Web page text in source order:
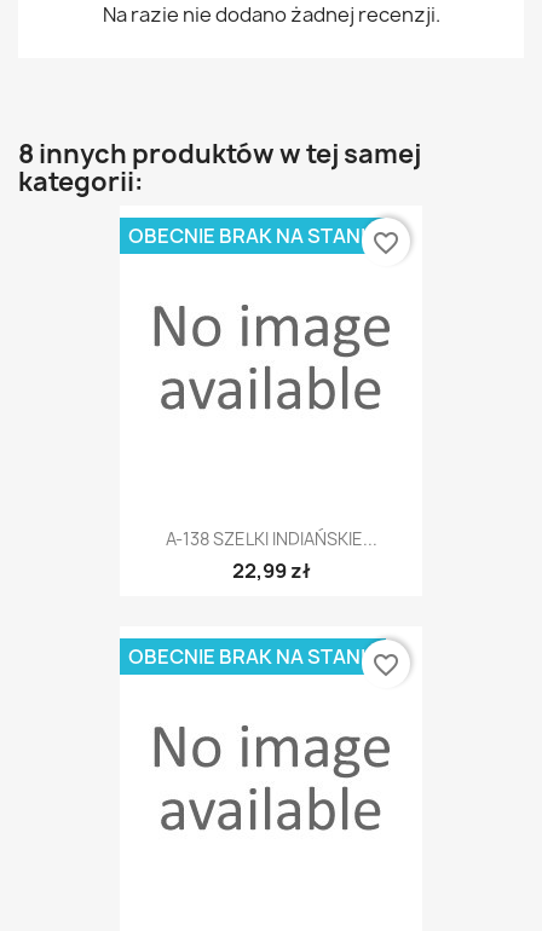
Na razie nie dodano żadnej recenzji.
8 innych produktów w tej samej
kategorii:
A-138 SZELKI INDIAŃSKIE...
22,99 zł
OBECNIE BRAK NA STANIEfavorite_border
OBECNIE BRAK NA STANIEfavorite_border